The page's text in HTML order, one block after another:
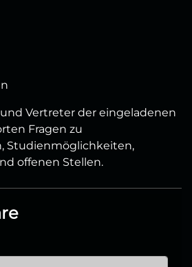
Vertreter der eingeladenen
Fragen zu
Studienmöglichkeiten,
offenen Stellen.